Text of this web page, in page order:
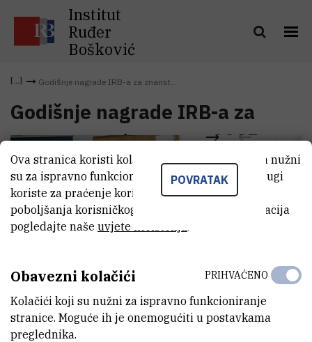
Institut
Ruđer
Bošković
Godišnje nagrade IRB-a za znanst...
Godišnje nagrade IRB-a za
znanstvenu izvrsnost 2015.1/25
POVRATAK
Ova stranica koristi kolačiće. Neki od tih kolačića nužni
su za ispravno funkcioniranje stranice, dok se drugi
koriste za praćenje korištenja stranice radi
poboljšanja korisničkog iskustva. Za više informacija
pogledajte naše uvjete korištenja
Obavezni kolačići
Kolačići koji su nužni za ispravno funkcioniranje
stranice. Moguće ih je onemogućiti u postavkama
preglednika.
PRIHVAĆENO